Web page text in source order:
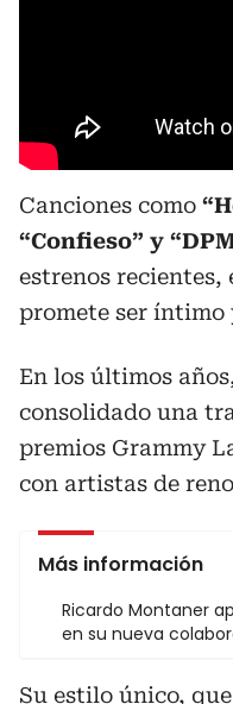
Canciones como
“Confieso” y
estrenos recientes,
promete ser íntimo
En los últimos
consolidado una
premios Grammy
con artistas de
Más información
Ricardo Montaner
en su nueva
Su estilo único,